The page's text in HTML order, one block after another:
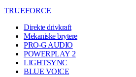
TRUEFORCE
Direkte drivkraft
Mekaniske brytere
PRO-G AUDIO
POWERPLAY 2
LIGHTSYNC
BLUE VO!CE